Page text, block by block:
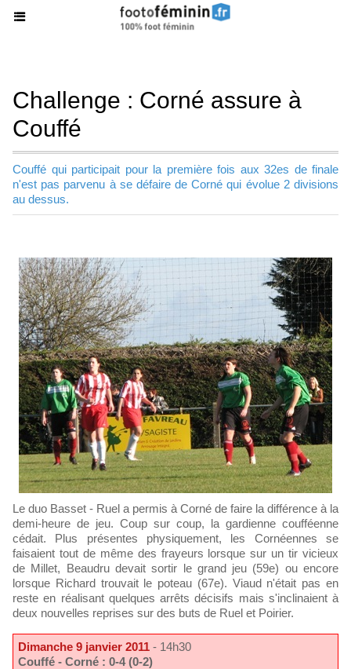
Challenge : Corné assure à
Couffé
Couffé qui participait pour la première fois aux 32es de finale
n'est pas parvenu à se défaire de Corné qui évolue 2 divisions
au dessus.
Le duo Basset - Ruel a permis à Corné de faire la différence à la
demi-heure de jeu. Coup sur coup, la gardienne coufféenne
cédait. Plus présentes physiquement, les Cornéennes se
faisaient tout de même des frayeurs lorsque sur un tir vicieux
de Millet, Beaudru devait sortir le grand jeu (59e) ou encore
lorsque Richard trouvait le poteau (67e). Viaud n'était pas en
reste en réalisant quelques arrêts décisifs mais s'inclinaient à
deux nouvelles reprises sur des buts de Ruel et Poirier.
Dimanche 9 janvier 2011 - 14h30
Couffé - Corné : 0-4 (0-2)